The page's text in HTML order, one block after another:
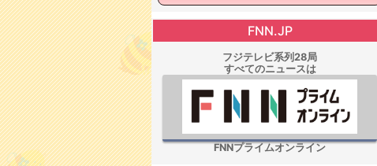
FNN.JP
フジテレビ系列28局
すべてのニュースは
FNNプライムオンライン